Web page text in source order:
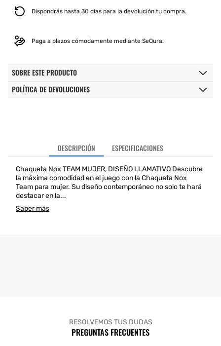
Dispondrás hasta 30 días para la devolución tu compra.
Paga a plazos cómodamente mediante SeQura.
SOBRE ESTE PRODUCTO
POLÍTICA DE DEVOLUCIONES
DESCRIPCIÓN ESPECIFICACIONES
Chaqueta Nox TEAM MUJER, DISEÑO LLAMATIVO Descubre
la máxima comodidad en el juego con la Chaqueta Nox
Team para mujer. Su diseño contemporáneo no solo te hará
destacar en la...
Saber más
RESOLVEMOS TUS DUDAS
PREGUNTAS FRECUENTES